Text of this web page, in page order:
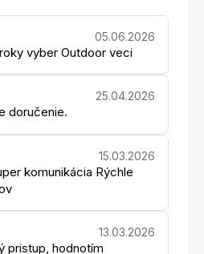
05.06.2026
vyber Outdoor veci
25.04.2026
doručenie.
15.03.2026
komunikácia Rýchle
13.03.2026
pristup, hodnotím